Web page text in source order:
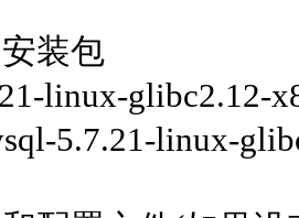
装包
linux-glibc2.12-
5.7.21-linux-